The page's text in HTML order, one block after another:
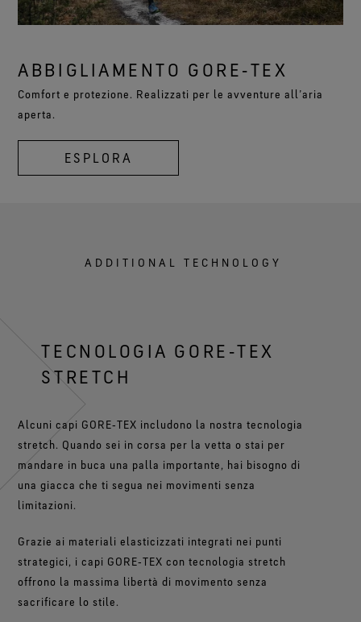
ABBIGLIAMENTO GORE‑TEX
Comfort e protezione. Realizzati per le avventure all’aria
aperta.
ESPLORA
ADDITIONAL TECHNOLOGY
TECNOLOGIA GORE‑TEX
STRETCH
Alcuni capi GORE‑TEX includono la nostra tecnologia
stretch. Quando sei in corsa per la vetta o stai per
mandare in buca una palla importante, hai bisogno di
una giacca che ti segua nei movimenti senza
limitazioni.
Grazie ai materiali elasticizzati integrati nei punti
strategici, i capi GORE‑TEX con tecnologia stretch
offrono la massima libertà di movimento senza
sacrificare lo stile.